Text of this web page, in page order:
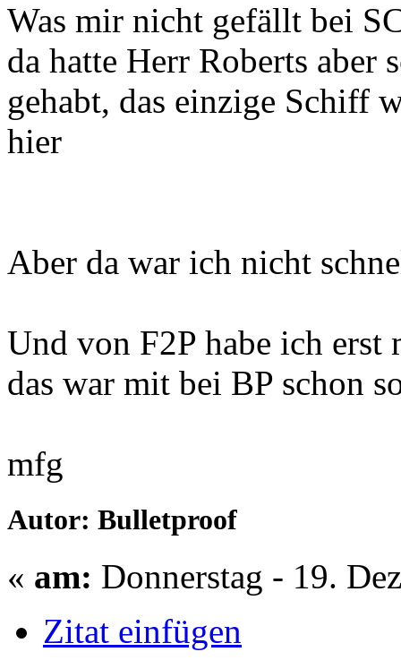
Was mir nicht gefällt bei
da hatte Herr Roberts aber
gehabt, das einzige Schiff
hier
Aber da war ich nicht
Und von F2P habe ich erst
das war mit bei BP schon
mfg
Autor: Bulletproof
« am: Donnerstag - 19.
Zitat einfügen